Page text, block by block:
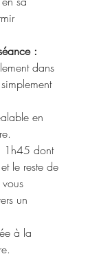
:
dans
en
1h45 dont
le reste de
un
à la